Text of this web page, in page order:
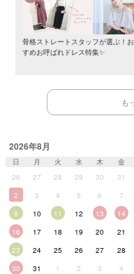
骨格ストレートスタッフが選ぶ！
すめお呼ばれドレス特集✨
も
2026年8月
日 月 火 水 木 金
26
27 28 29 30 31
2
3 4 5 6 7
9
10 11 12 13 14
16
17 18 19 20 21
23
24 25 26 27 28
30
31 1 2 3 4